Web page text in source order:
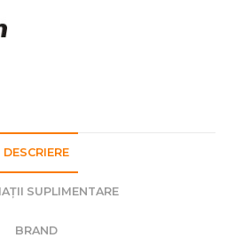
DESCRIERE
SUPLIMENTARE
BRAND